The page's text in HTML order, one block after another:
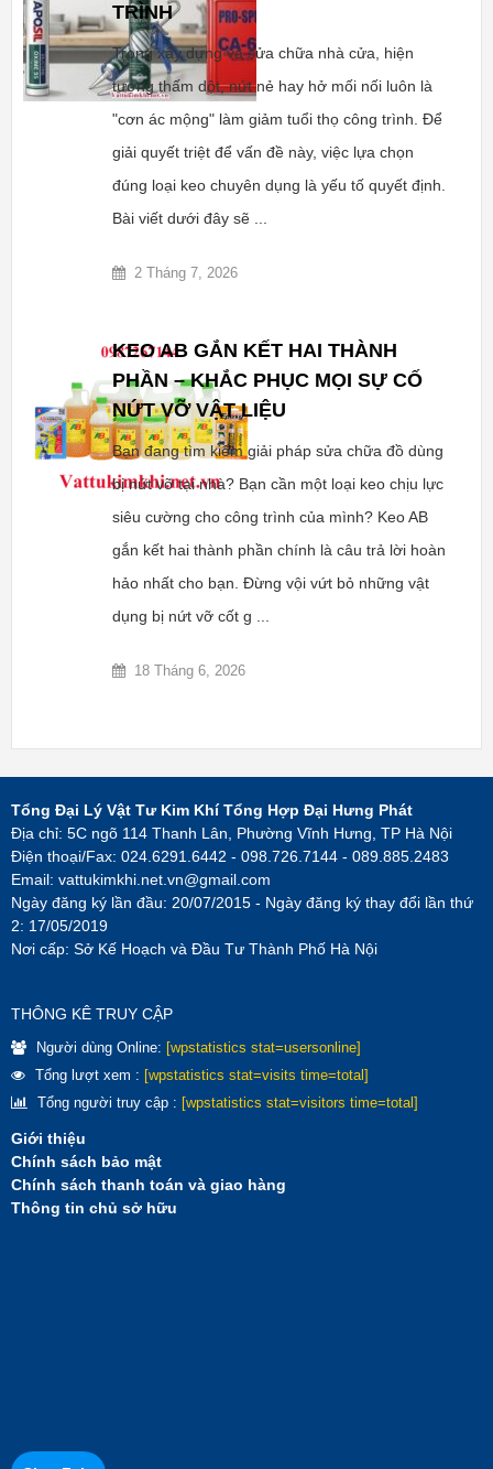
TRÌNH
Trong xây dựng và sửa chữa nhà cửa, hiện
tượng thấm dột, nứt nẻ hay hở mối nối luôn là
"cơn ác mộng" làm giảm tuổi thọ công trình. Để
giải quyết triệt để vấn đề này, việc lựa chọn
đúng loại keo chuyên dụng là yếu tố quyết định.
Bài viết dưới đây sẽ ...
2 Tháng 7, 2026
KEO AB GẮN KẾT HAI THÀNH
PHẦN – KHẮC PHỤC MỌI SỰ CỐ
NỨT VỠ VẬT LIỆU
Bạn đang tìm kiếm giải pháp sửa chữa đồ dùng
bị nứt vỡ tại nhà? Bạn cần một loại keo chịu lực
siêu cường cho công trình của mình? Keo AB
gắn kết hai thành phần chính là câu trả lời hoàn
hảo nhất cho bạn. Đừng vội vứt bỏ những vật
dụng bị nứt vỡ cốt g ...
18 Tháng 6, 2026
Tổng Đại Lý Vật Tư Kim Khí Tổng Hợp Đại Hưng Phát
Địa chỉ: 5C ngõ 114 Thanh Lân, Phường Vĩnh Hưng, TP Hà Nội
Điện thoại/Fax: 024.6291.6442 - 098.726.7144 - 089.885.2483
Email: vattukimkhi.net.vn@gmail.com
Ngày đăng ký lần đầu: 20/07/2015 - Ngày đăng ký thay đổi lần thứ
2: 17/05/2019
Nơi cấp: Sở Kế Hoạch và Đầu Tư Thành Phố Hà Nội
THÔNG KÊ TRUY CẬP
Người dùng Online: [wpstatistics stat=usersonline]
Tổng lượt xem : [wpstatistics stat=visits time=total]
Tổng người truy cập : [wpstatistics stat=visitors time=total]
Giới thiệu
Chính sách bảo mật
Chính sách thanh toán và giao hàng
Thông tin chủ sở hữu